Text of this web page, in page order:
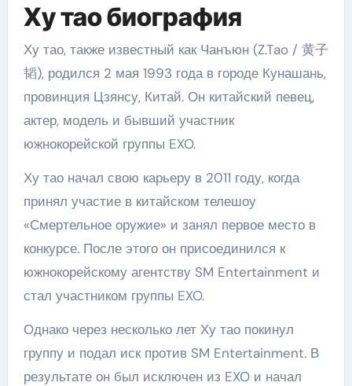
Ху тао биография
Ху тао, также известный как Чанъюн (Z.Tao / 黄子
韬), родился 2 мая 1993 года в городе Кунашань,
провинция Цзянсу, Китай. Он китайский певец,
актер, модель и бывший участник
южнокорейской группы EXO.
Ху тао начал свою карьеру в 2011 году, когда
принял участие в китайском телешоу
«Смертельное оружие» и занял первое место в
конкурсе. После этого он присоединился к
южнокорейскому агентству SM Entertainment и
стал участником группы EXO.
Однако через несколько лет Ху тао покинул
группу и подал иск против SM Entertainment. В
результате он был исключен из EXO и начал